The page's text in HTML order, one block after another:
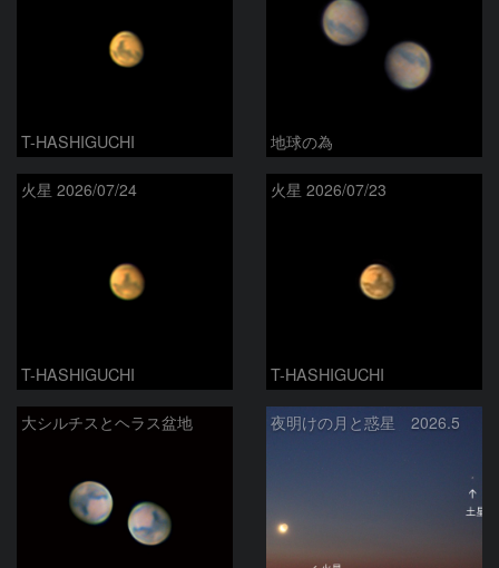
T-HASHIGUCHI 地球の為
火星 2026/07/24
T-HASHIGUCHI
火星 2026/07/23
T-HASHIGUCHI
大シルチスとヘラス盆地 夜明けの月と惑星 2026.5